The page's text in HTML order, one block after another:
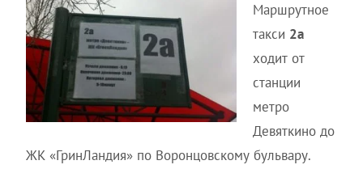
Маршрутное
такси 2а
ходит от
станции
метро
Девяткино до
ЖК «ГринЛандия» по Воронцовскому бульвару.